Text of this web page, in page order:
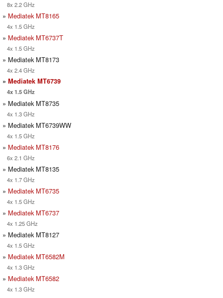
8x 2.2 GHz
» Mediatek MT8165
4x 1.5 GHz
» Mediatek MT6737T
4x 1.5 GHz
» Mediatek MT8173
4x 2.4 GHz
» Mediatek MT6739
4x 1.5 GHz
» Mediatek MT8735
4x 1.3 GHz
» Mediatek MT6739WW
4x 1.5 GHz
» Mediatek MT8176
6x 2.1 GHz
» Mediatek MT8135
4x 1.7 GHz
» Mediatek MT6735
4x 1.5 GHz
» Mediatek MT6737
4x 1.25 GHz
» Mediatek MT8127
4x 1.5 GHz
» Mediatek MT6582M
4x 1.3 GHz
» Mediatek MT6582
4x 1.3 GHz